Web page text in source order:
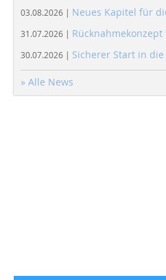
03.08.2026 | Neues Kapitel für
31.07.2026 |
30.07.2026 | Sicherer Start in
» Alle News